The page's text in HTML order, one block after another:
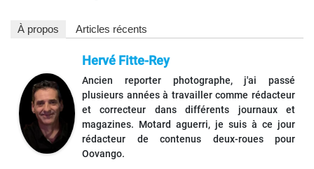
À propos Articles récents
Hervé Fitte-Rey
Ancien reporter photographe, j'ai passé
plusieurs années à travailler comme rédacteur
et correcteur dans différents journaux et
magazines. Motard aguerri, je suis à ce jour
rédacteur de contenus deux-roues pour
Oovango.